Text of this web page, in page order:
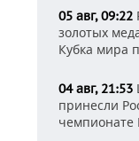
05 авг, 09:22
золотых
Кубка мира
04 авг, 21:53
принесли
чемпионате